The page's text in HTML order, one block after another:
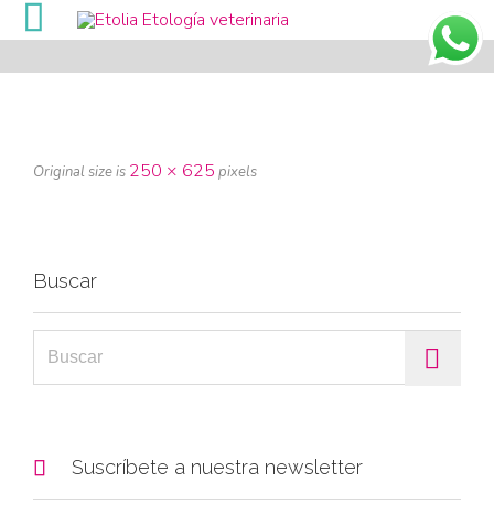

Original size is 250 × 625 pixels
Buscar
 Suscríbete a nuestra newsletter